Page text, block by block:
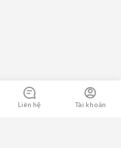
Liên hệ Tài khoản